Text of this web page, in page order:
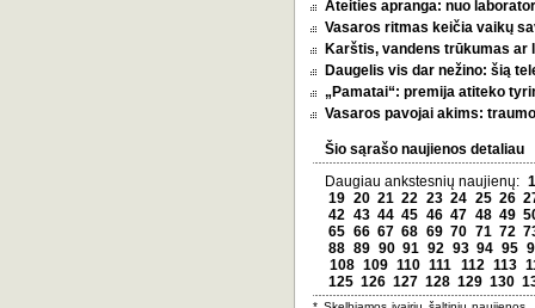
Ateities apranga: nuo
Vasaros ritmas keičia vaikų
Karštis, vandens trūkumas ar
Daugelis vis dar nežino: šią
„Pamatai“: premija atiteko
Vasaros pavojai akims:
Šio sąrašo naujienos detaliau
Daugiau ankstesnių naujienų: 1
19 20 21 22 23 24 25 26
42 43 44 45 46 47 48 49
65 66 67 68 69 70 71 72
88 89 90 91 92 93 94 95
108 109 110 111 112 113
125 126 127 128 129 130